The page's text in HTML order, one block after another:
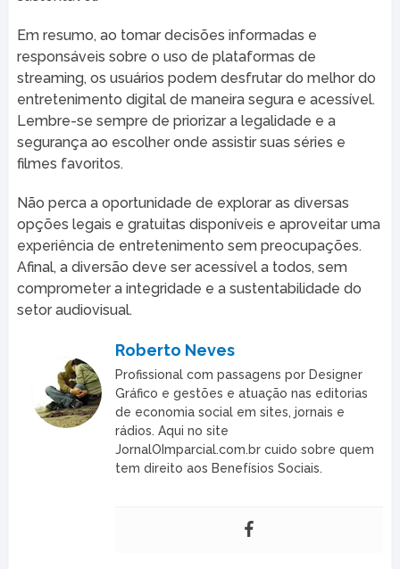
Em resumo, ao tomar decisões informadas e
responsáveis sobre o uso de plataformas de
streaming, os usuários podem desfrutar do melhor do
entretenimento digital de maneira segura e acessível.
Lembre-se sempre de priorizar a legalidade e a
segurança ao escolher onde assistir suas séries e
filmes favoritos.
Não perca a oportunidade de explorar as diversas
opções legais e gratuitas disponíveis e aproveitar uma
experiência de entretenimento sem preocupações.
Afinal, a diversão deve ser acessível a todos, sem
comprometer a integridade e a sustentabilidade do
setor audiovisual.
Roberto Neves
Profissional com passagens por Designer
Gráfico e gestões e atuação nas editorias
de economia social em sites, jornais e
rádios. Aqui no site
JornalOImparcial.com.br cuido sobre quem
tem direito aos Benefísios Sociais.